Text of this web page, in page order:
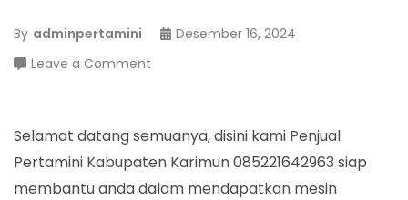
By adminpertamini
Desember 16, 2024
Leave a Comment
Kabupaten
Karimun
Selamat datang semuanya, disini kami Penjual
Pertamini Kabupaten Karimun 085221642963 siap
membantu anda dalam mendapatkan mesin